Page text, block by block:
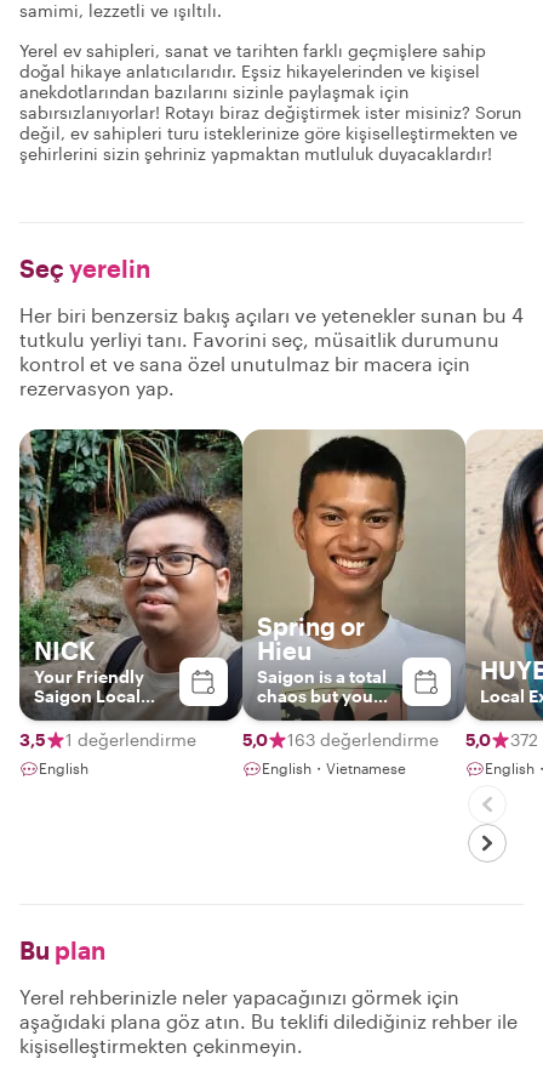
samimi, lezzetli ve ışıltılı.
Yerel ev sahipleri, sanat ve tarihten farklı geçmişlere sahip
doğal hikaye anlatıcılarıdır. Eşsiz hikayelerinden ve kişisel
anekdotlarından bazılarını sizinle paylaşmak için
sabırsızlanıyorlar! Rotayı biraz değiştirmek ister misiniz? Sorun
değil, ev sahipleri turu isteklerinize göre kişiselleştirmekten ve
şehirlerini sizin şehriniz yapmaktan mutluluk duyacaklardır!
Seç yerelin
Her biri benzersiz bakış açıları ve yetenekler sunan bu 4
tutkulu yerliyi tanı. Favorini seç, müsaitlik durumunu
kontrol et ve sana özel unutulmaz bir macera için
rezervasyon yap.
NICK
Your Friendly
Saigon Local
Guide
3,5
1 değerlendirme
English
Spring or
Hieu
Saigon is a total
chaos but you
are at peace with
me.
5,0 163 değerlendirme
English・Vietnamese
Local
5,0
English
Bu plan
Yerel rehberinizle neler yapacağınızı görmek için
aşağıdaki plana göz atın. Bu teklifi dilediğiniz rehber ile
kişiselleştirmekten çekinmeyin.